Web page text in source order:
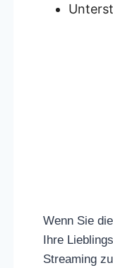
Wenn Sie
Ihre
Streaming